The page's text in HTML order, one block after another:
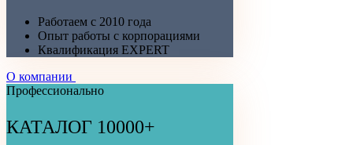
Работаем с 2010 года
Опыт работы с корпорациями
Квалификация EXPERT
О компании
Профессионально
КАТАЛОГ 10000+